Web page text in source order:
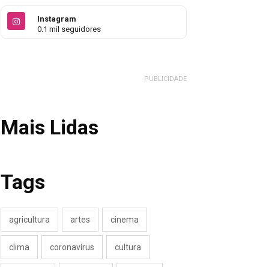
Instagram
0.1 mil seguidores
PUBLICIDADE
Mais Lidas
Tags
agricultura artes cinema
clima coronavírus cultura